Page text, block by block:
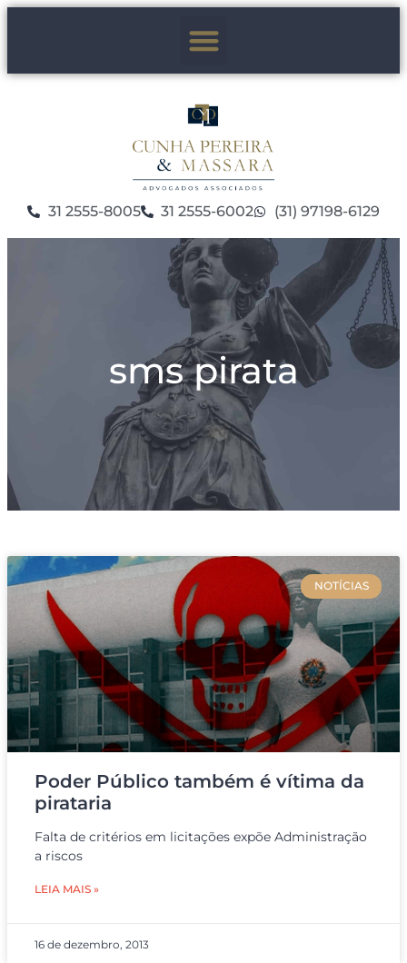
31 2555-8005 31 2555-6002 (31) 97198-6129
sms pirata
NOTÍCIAS
Poder Público também é vítima da
pirataria
Falta de critérios em licitações expõe Administração
a riscos
LEIA MAIS »
16 de dezembro, 2013